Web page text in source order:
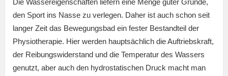
Die Wassereigenschaften liefern eine Menge guter Gründe,
den Sport ins Nasse zu verlegen. Daher ist auch schon seit
langer Zeit das Bewegungsbad ein fester Bestandteil der
Physiotherapie. Hier werden hauptsächlich die Auftriebskraft,
der Reibungswiderstand und die Temperatur des Wassers
genutzt, aber auch den hydrostatischen Druck macht man